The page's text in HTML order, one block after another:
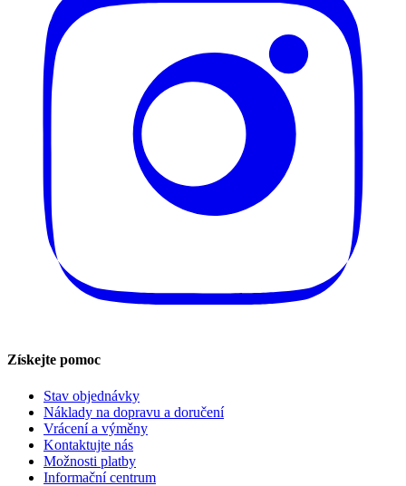
Získejte pomoc
Stav objednávky
Náklady na dopravu a doručení
Vrácení a výměny
Kontaktujte nás
Možnosti platby
Informační centrum